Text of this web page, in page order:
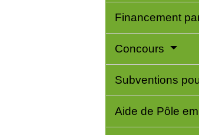
Financement
Concours
Subventions
Aide de Pôle